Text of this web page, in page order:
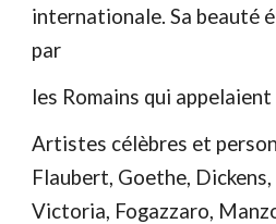
internationale. Sa beauté
par
les Romains qui
Artistes célèbres et
Flaubert, Goethe,
Victoria, Fogazzaro,